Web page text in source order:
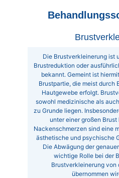
Die Brustverkleinerung ist
Brustreduktion oder
bekannt. Gemeint ist
Brustpartie, die meist durch
Hautgewebe erfolgt.
sowohl medizinische als
zu Grunde liegen.
unter einer großen
Nackenschmerzen sind eine
ästhetische und psychische
Die Abwägung der
wichtige Rolle bei der
Brustverkleinerung von
übernommen